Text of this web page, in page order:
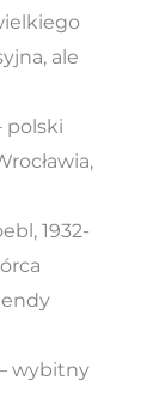
ale
polski
1932-
wybitny